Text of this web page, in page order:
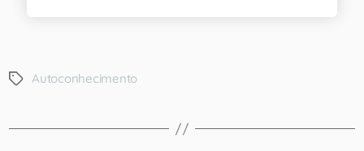
Autoconhecimento